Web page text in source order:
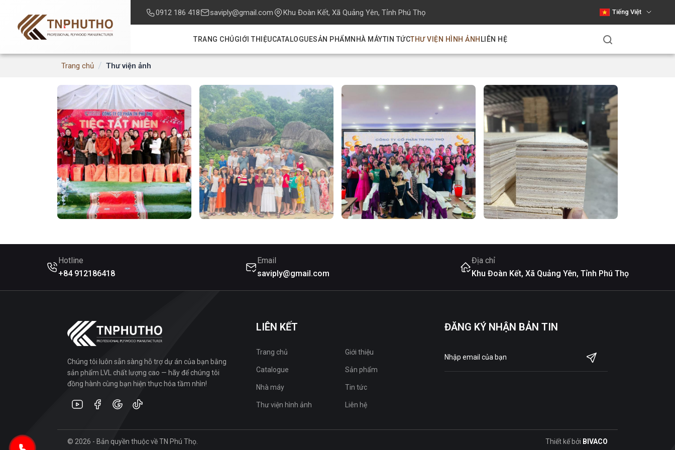
0912 186 418 saviply@gmail.com Khu Đoàn Kết, Xã Quảng Yên, Tỉnh Phú Thọ Tiếng Việt
TRANG CHỦGIỚI THIỆUCATALOGUESẢN PHẨM NHÀ MÁYTIN TỨCTHƯ VIỆN HÌNH ẢNH LIÊN HỆ
Trang chủ / Thư viện ảnh
Hotline
+84 912186418
Email
saviply@gmail.com
Địa chỉ
Khu Đoàn Kết, Xã Quảng Yên, Tỉnh Phú Thọ
Chúng tôi luôn sẵn sàng hỗ trợ dự án của bạn bằng
sản phẩm LVL chất lượng cao — hãy để chúng tôi
đồng hành cùng bạn hiện thực hóa tầm nhìn!
LIÊN KẾT
Trang chủ Giới thiệu
Catalogue Sản phẩm
Nhà máy Tin tức
Thư viện hình ảnh Liên hệ
ĐĂNG KÝ NHẬN BẢN TIN
© 2026 - Bản quyền thuộc về TN Phú Thọ. Thiết kế bởi BIVACO